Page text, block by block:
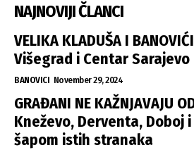
NAJNOVIJI ČLANCI
VELIKA KLADUŠA I
Višegrad i Centar
BANOVICI November 29, 2024
GRAĐANI NE KAŽNJAVAJU
Kneževo, Derventa, Doboj
šapom istih stranaka